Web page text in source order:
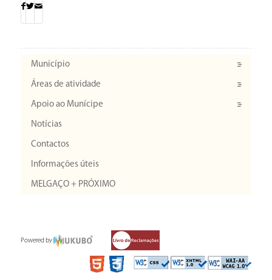
Município
Áreas de atividade
Apoio ao Munícipe
Notícias
Contactos
Informações úteis
MELGAÇO + PRÓXIMO
Powered by